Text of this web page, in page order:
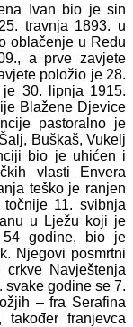
Ivan bio je sin
travnja 1893. u
oblačenje u Redu
a prve zavjete
položio je 28.
30. lipnja 1915.
Blažene Djevice
pastoralno je
Buškaš, Vukelj
bio je uhićen i
vlasti Envera
teško je ranjen
11. svibnja
u Lježu koji je
54 godine, bio je
Njegovi posmrtni
Navještenja
svake godine se 7.
– fra Serafina
franjevca